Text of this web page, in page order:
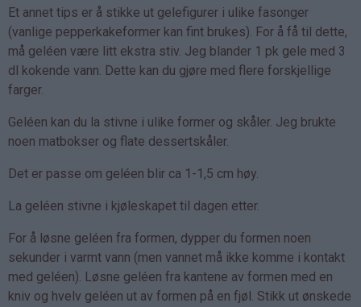
Et annet tips er å stikke ut gelefigurer i ulike fasonger
(vanlige pepperkakeformer kan fint brukes). For å få til dette,
må geléen være litt ekstra stiv. Jeg blander 1 pk gele med 3
dl kokende vann. Dette kan du gjøre med flere forskjellige
farger.
Geléen kan du la stivne i ulike former og skåler. Jeg brukte
noen matbokser og flate dessertskåler.
Det er passe om geléen blir ca 1-1,5 cm høy.
La geléen stivne i kjøleskapet til dagen etter.
For å løsne geléen fra formen, dypper du formen noen
sekunder i varmt vann (men vannet må ikke komme i kontakt
med geléen). Løsne geléen fra kantene av formen med en
kniv og hvelv geléen ut av formen på en fjøl. Stikk ut ønskede